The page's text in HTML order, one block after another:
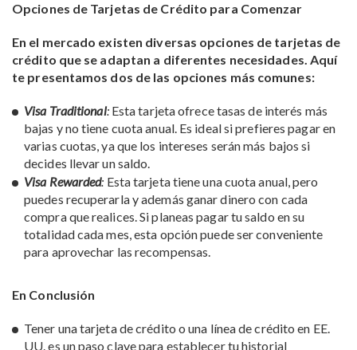
Opciones de Tarjetas de Crédito para Comenzar
En el mercado existen diversas opciones de tarjetas de
crédito que se adaptan a diferentes necesidades. Aquí
te presentamos dos de las opciones más comunes:
Visa Traditional: Esta tarjeta ofrece tasas de interés más
bajas y no tiene cuota anual. Es ideal si prefieres pagar en
varias cuotas, ya que los intereses serán más bajos si
decides llevar un saldo.
Visa Rewarded: Esta tarjeta tiene una cuota anual, pero
puedes recuperarla y además ganar dinero con cada
compra que realices. Si planeas pagar tu saldo en su
totalidad cada mes, esta opción puede ser conveniente
para aprovechar las recompensas.
En Conclusión
Tener una tarjeta de crédito o una línea de crédito en EE.
UU. es un paso clave para establecer tu historial